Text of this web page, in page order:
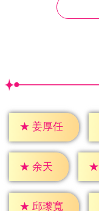
★ 姜厚任
★ 余天 ★
★ 邱瓈寬